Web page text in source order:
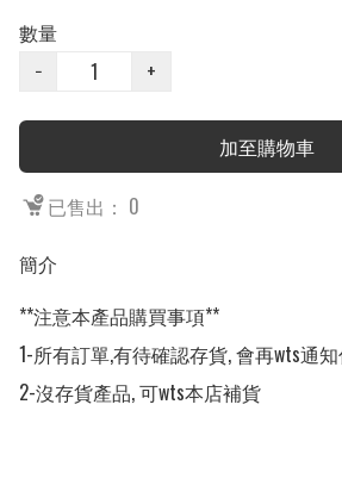
數量
−
+
加至購物車
已售出： 0
簡介
**注意本產品購買事項**
1-所有訂單,有待確認存貨, 會再wts通
2-沒存貨產品, 可wts本店補貨